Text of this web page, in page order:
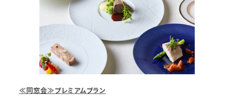
≪同窓会≫プレミアムプラン